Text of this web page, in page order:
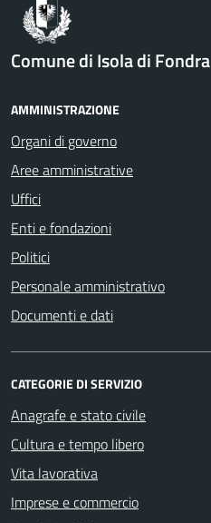
Comune di Isola di Fondra
AMMINISTRAZIONE
Organi di governo
Aree amministrative
Uffici
Enti e fondazioni
Politici
Personale amministrativo
Documenti e dati
CATEGORIE DI SERVIZIO
Anagrafe e stato civile
Cultura e tempo libero
Vita lavorativa
Imprese e commercio